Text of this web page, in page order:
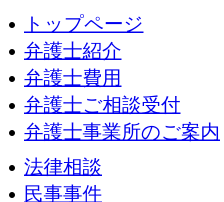
トップページ
弁護士紹介
弁護士費用
弁護士ご相談受付
弁護士事業所のご案内
法律相談
民事事件